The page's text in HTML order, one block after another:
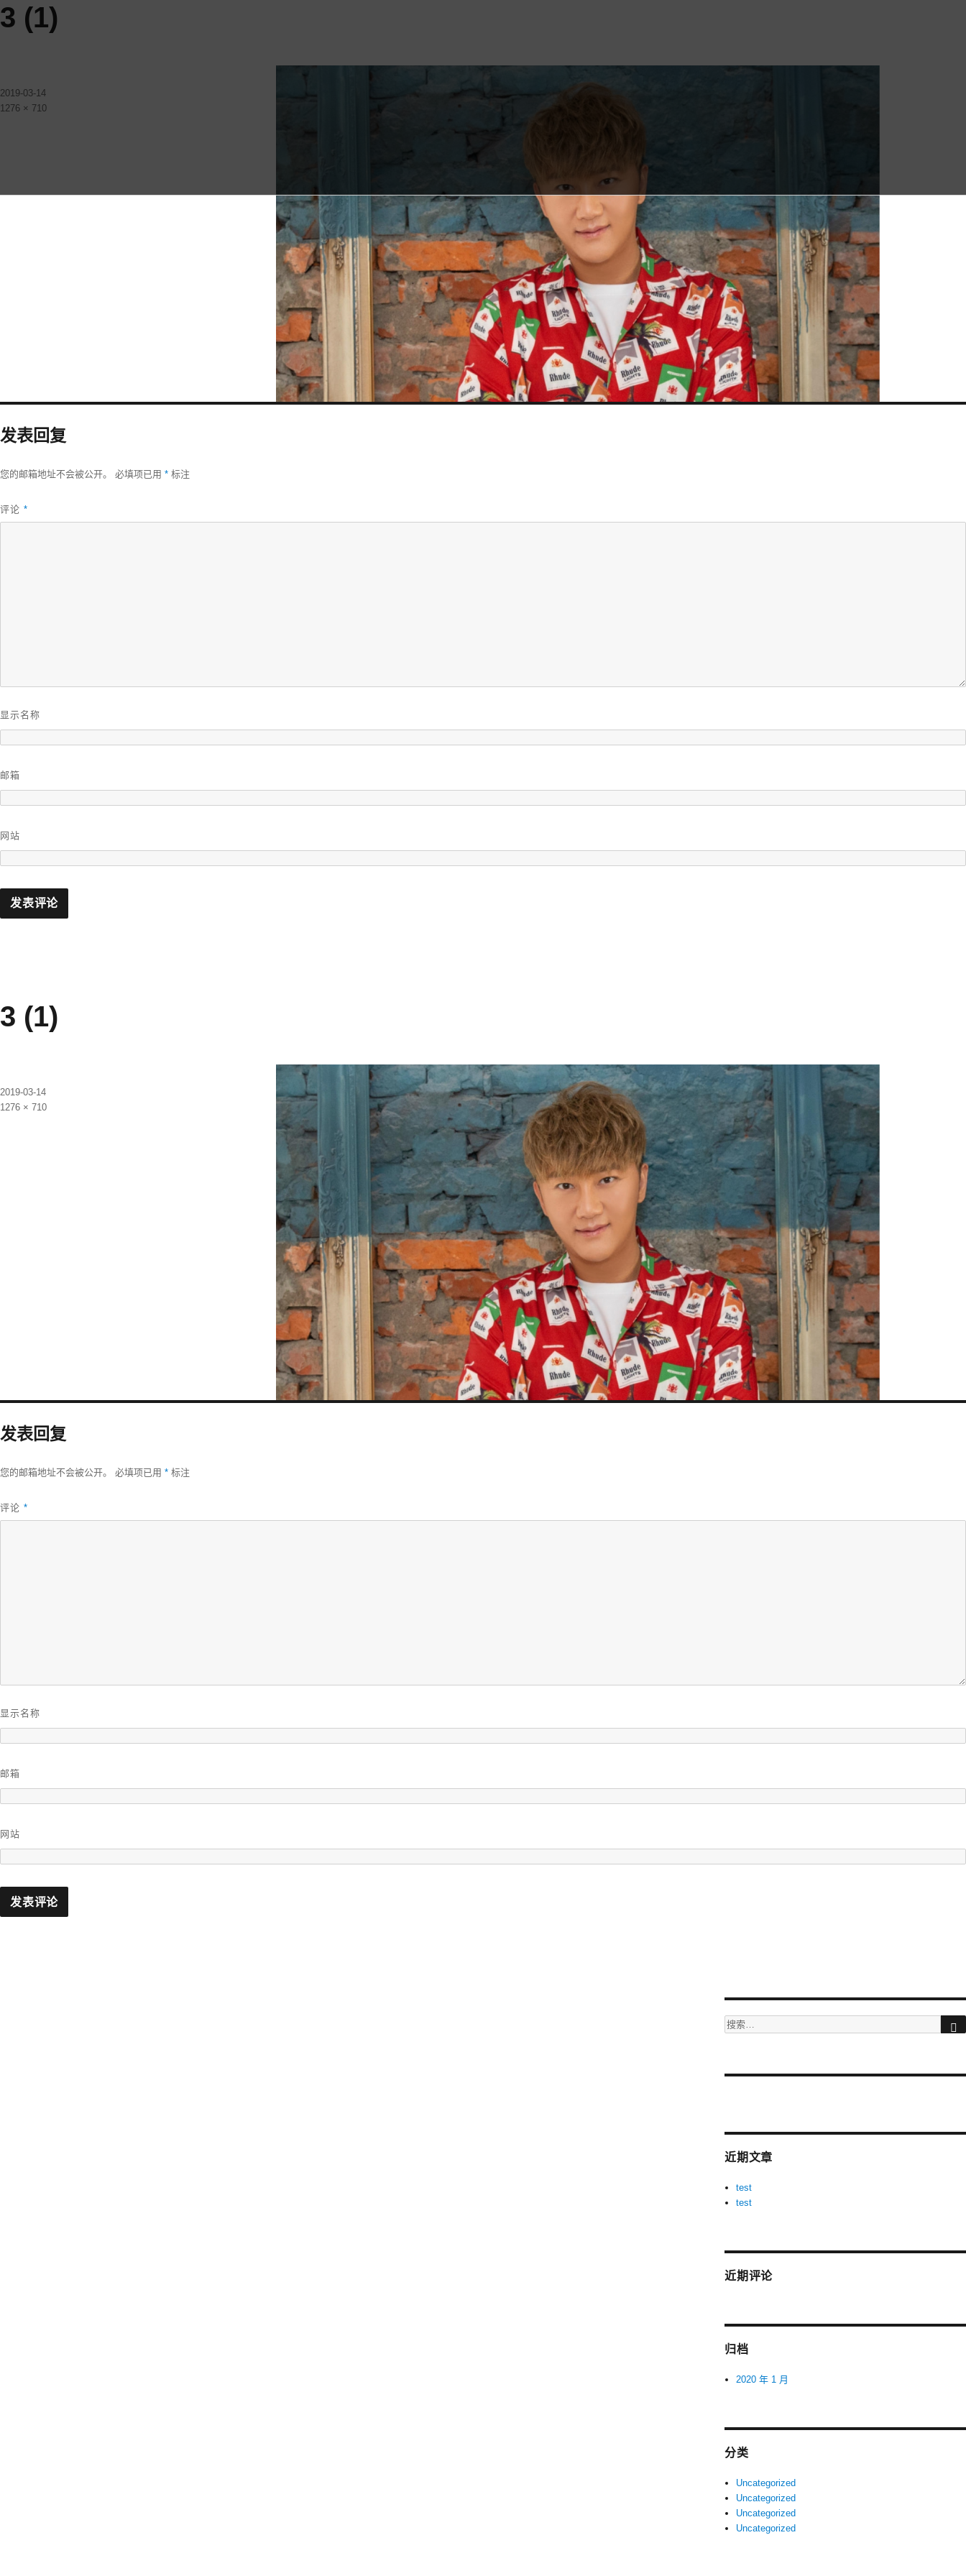
3 (1)
发
布
2019-03-14
原
1276 × 710
发表回复
您的邮箱地址不会被公开。 必填项已用 * 标注
评论 *
显示名称
邮箱
网站
3 (1)
发
布
2019-03-14
原
1276 × 710
发表回复
您的邮箱地址不会被公开。 必填项已用 * 标注
评论 *
显示名称
邮箱
网站
搜
at
-
xvideos
近期文章
test
test
近期评论
归档
2020 年 1 月
分类
Uncategorized
Uncategorized
Uncategorized
Uncategorized